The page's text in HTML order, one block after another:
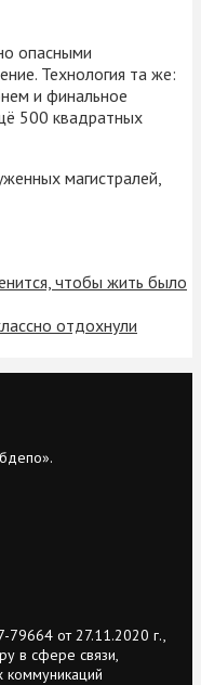
опасными
Технология та же:
и финальное
500 квадратных
магистралей,
чтобы жить было
отдохнули
от 27.11.2020 г.,
в сфере связи,
коммуникаций